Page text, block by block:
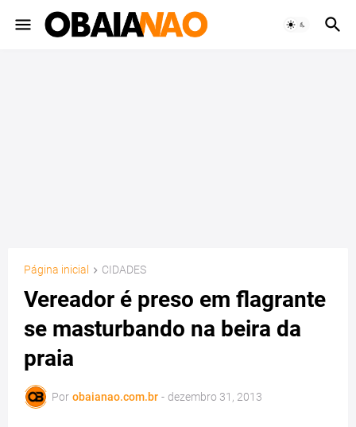
Página inicial CIDADES
Vereador é preso em flagrante
se masturbando na beira da
praia
Por obaianao.com.br - dezembro 31, 2013